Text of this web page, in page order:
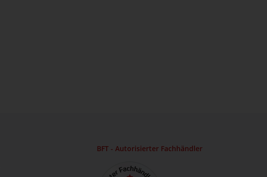
BFT - Autorisierter Fachhändler